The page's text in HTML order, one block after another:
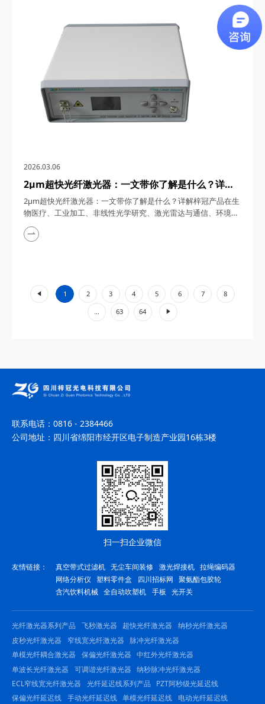
通信、5G/6G通信与雷达系统、光学相干层析成像（OCT）、光
学测量与传感以及太赫兹研究与超快激光等多个领域展现出非凡
的应用潜力。今天，四川梓冠光电...
2026.03.06
2μm超快光纤激光器：一文带你了解是什么？详解
梓冠产品在生物医疗、工业加工、非线性光学研究、
激光雷达与通信、环境监测等领域的实际应用
2μm超快光纤激光器：一文带你了解是什么？详解梓冠产品在生
物医疗、工业加工、非线性光学研究、激光雷达与通信、环境监
测等领域的实际应用 超快光纤激光器凭借其高功率、短脉冲、
宽调谐范围等特性，在激光技术迅猛发展的今天，成为科研与工
1 2 3 4 5 6 7 8
... 63 64
»
联系电话： 0816 - 2384466
公司地址： 四川省绵阳市经开区电子制造产业园16栋3楼
扫一扫企业微信
友情链接： 真空带式过滤机 无尘车间装修 激光焊接机 拉绳编码器
网络分析仪 塑料零件盒 四川招标网
聚氨酯包胶轮
含汽饮料机械 全自动吹塑机 手板 光开关
光纤激光器系列产品 飞秒激光器 超快光纤激光器
纳秒光纤激光器
皮秒光纤激光器
窄线宽光纤激光器
脉冲光纤激光器
单模光纤耦合激光器
保偏光纤激光器 中红外光纤激光器
单波长光纤激光器
可调谐光纤激光器 纳秒脉冲光纤激光器
ECL窄线宽光纤激光器
光纤延迟线系列产品
PZT阿秒级光延迟线
保偏光纤延迟线 手动光纤延迟线 单模光纤延迟线
电动光纤延迟线